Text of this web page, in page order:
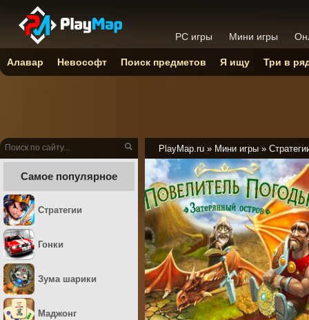
PlayMap.ru » Мини игры »
Самое популярное
Стратегии
Гонки
Зума шарики
Маджонг
PC игры Мини игры
Алавар Невософт Поиск предметов Я ищу Три в